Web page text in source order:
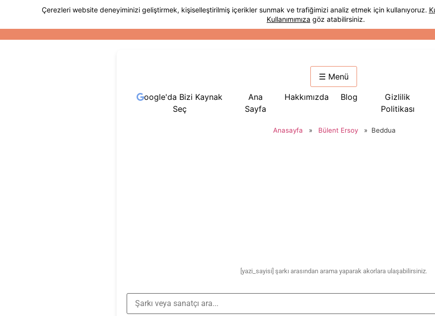
☰ Menü
oogle'da Bizi Kaynak
Seç
Ana
Sayfa
Hakkımızda Blog
Gizlilik
Politikası
Anasayfa » Bülent Ersoy » Beddua
[yazi_sayisi] şarkı arasından arama yaparak akorlara ulaşabilirsiniz.